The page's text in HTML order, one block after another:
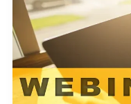
kracht
achter
een
veiliger
en